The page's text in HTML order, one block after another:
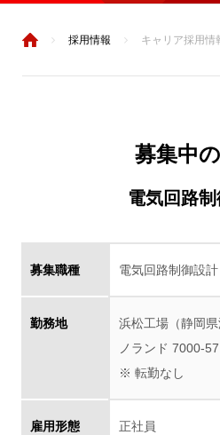
採用情報 キャリア採用情
募集中
電気回路
募集職種 電気回路制御設計
勤務地
浜松工場（静岡
ノランド 7000-57
※ 転勤なし
雇用形態 正社員